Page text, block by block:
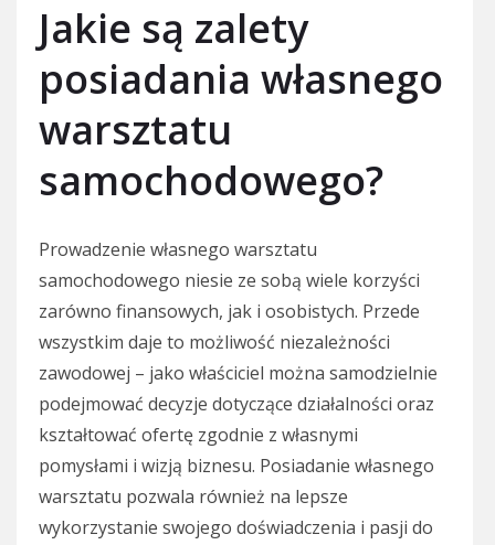
Jakie są zalety
posiadania własnego
warsztatu
samochodowego?
Prowadzenie własnego warsztatu
samochodowego niesie ze sobą wiele korzyści
zarówno finansowych, jak i osobistych. Przede
wszystkim daje to możliwość niezależności
zawodowej – jako właściciel można samodzielnie
podejmować decyzje dotyczące działalności oraz
kształtować ofertę zgodnie z własnymi
pomysłami i wizją biznesu. Posiadanie własnego
warsztatu pozwala również na lepsze
wykorzystanie swojego doświadczenia i pasji do